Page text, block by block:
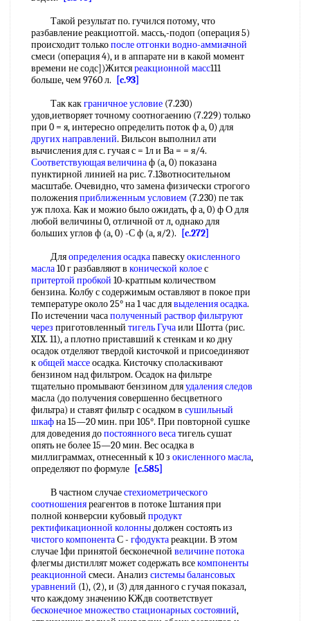
Такой результат по. гучился потому, что
разбавление реакциотгой. массь,-подоп (операция 5)
происходит толькопосле отгонки водно-аммиачной
смеси (операция 4), и в аппарате ни в какой момент
времени не содс])Житсяреакционной масс111
больше, чем 9760 л.
[c.93]
Так какграничное условие (7.230)
удов,иетворяет точному соотногаению (7.229) только
при 0 = я, интересно определить поток ф а, 0) для
других направлений. Вильсон выполнил ати
вычисления для с. гучая с = 1л и Ва = = я/4.
Соответствующая величинаф (а, 0) показана
пунктирной линией на рис. 7.13вотносительном
масштабе. Очевидно, что замена физически строгого
положенияприближенным условием (7.230) пе так
уж плоха. Как и можио было ожидать, ф а, 0) ф О для
любой величины 0, отличной от л, однако для
больших углов ф (а, 0) -С ф (а, я/2).
[c.272]
Дляопределения осадкапавескуокисленного
масла10 г разбавляют в конической колоес
притертой пробкой 10-кратпым количеством
бензина. Колбу с содержимым оставляют в покое при
температуре около 25° на 1 час длявыделения осадка.
По истечении часаполученный растворфильтруют
через приготовленный тигель Гучаили Шотта (рис.
XIX. 11), а плотно приставший к стенкам и ко дну
осадок отделяют твердой кисточкой и присоединяют
кобщей массеосадка. Кисточку споласкивают
бензином над фильтром. Осадок на фильтре
тщательно промывают бензином дляудаления следов
масла (до получения совершенно бесцветного
фильтра) и ставят фильтр с осадком в сушильный
шкафна 15—20 мин. при 105°. При повторной сушке
для доведения допостоянного весатигель сушат
опять не более 15—20 мин. Вес осадка в
миллиграммах, отнесенный к 10 з окисленного масла,
определяют по формуле [c.585]
В частном случаестехиометрического
соотношенияреагентов в потоке 1штания при
полной конверсии кубовый продукт
ректификационной колонныдолжен состоять из
чистого компонентаС - гфодуктареакции. В этом
случае 1фи принятой бесконечной величине потока
флегмы дистиллят может содержать всекомпоненты
реакционной смеси. Анализ системы балансовых
уравнений (1), (2), и (3) для данного с гучая показал,
что каждому значению КЖдв соответствует
бесконечное множествостационарных состояний,